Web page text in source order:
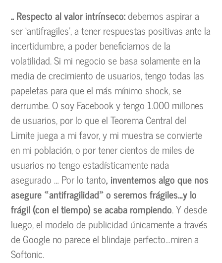
.. Respecto al valor intrínseco:debemos aspirar a
ser ‘antifragiles’, a tener respuestas positivas ante la
incertidumbre, a poder beneficiarnos de la
volatilidad. Si mi negocio se basa solamente en la
media de crecimiento de usuarios, tengo todas las
papeletas para que el más mínimo shock, se
derrumbe. O soy Facebook y tengo 1.000 millones
de usuarios, por lo que el Teorema Central del
Limite juega a mi favor, y mi muestra se convierte
en mi población, o por tener cientos de miles de
usuarios no tengo estadísticamente nada
asegurado … Por lo tanto, inventemos algo que nos
asegure «antifragilidad» o seremos frágiles…y lo
frágil (con el tiempo) se acaba rompiendo. Y desde
luego, el modelo de publicidad únicamente a través
de Google no parece el blindaje perfecto…miren a
Softonic.